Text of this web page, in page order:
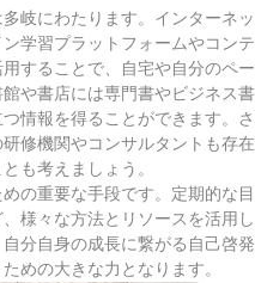
岐にわたります。インターネッ
学習プラットフォームやコンテ
することで、自宅や自分のペー
や書店には専門書やビジネス書
情報を得ることができます。さ
修機関やコンサルタントも存在
も考えましょう。
の重要な手段です。定期的な目
様々な方法とリソースを活用し
分自身の成長に繋がる自己啓発
めの大きな力となります。